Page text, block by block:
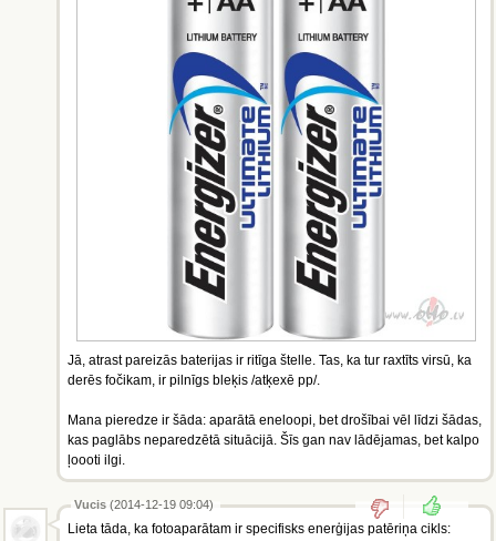
Jā, atrast pareizās baterijas ir ritīga štelle. Tas, ka tur raxtīts virsū, ka
derēs fočikam, ir pilnīgs bleķis /atķexē pp/.
Mana pieredze ir šāda: aparātā eneloopi, bet drošībai vēl līdzi šādas,
kas paglābs neparedzētā situācijā. Šīs gan nav lādējamas, bet kalpo
ļoooti ilgi.
Vucis (2014-12-19 09:04)
Lieta tāda, ka fotoaparātam ir specifisks enerģijas patēriņa cikls: